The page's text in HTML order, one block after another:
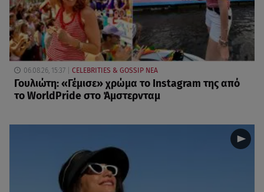
06.08.26, 15:37 CELEBRITIES & GOSSIP ΝΕΑ
Γουλιώτη: «Γέμισε» χρώμα το Instagram της από
το WorldPride στο Άμστερνταμ